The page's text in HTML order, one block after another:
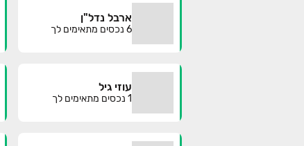
ארבל נדל"ן
6 נכסים מתאימים לך
עוזי גיל
1 נכסים מתאימים לך